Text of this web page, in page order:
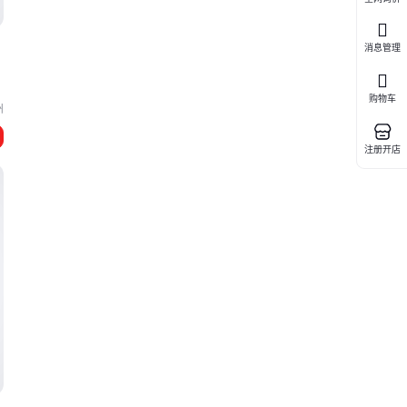
消息管理
购物车
注册开店